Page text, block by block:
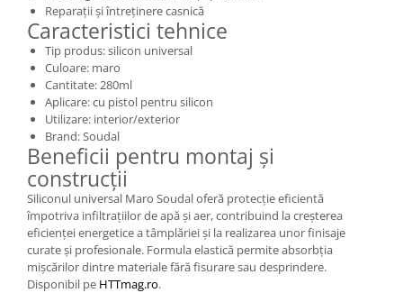
Reparații și întreținere casnică
Caracteristici tehnice
Tip produs: silicon universal
Culoare: maro
Cantitate: 280ml
Aplicare: cu pistol pentru silicon
Utilizare: interior/exterior
Brand: Soudal
Beneficii pentru montaj și
construcții
Siliconul universal Maro Soudal oferă protecție eficientă
împotriva infiltrațiilor de apă și aer, contribuind la creșterea
eficienței energetice a tâmplăriei și la realizarea unor finisaje
curate și profesionale. Formula elastică permite absorbția
mișcărilor dintre materiale fără fisurare sau desprindere.
Disponibil pe HTTmag.ro.